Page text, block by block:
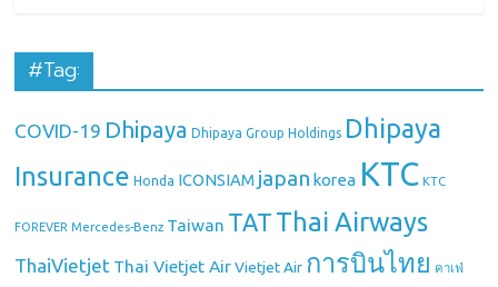
#Tag:
COVID-19 Dhipaya Dhipaya Group Holdings Dhipaya
Insurance Honda ICONSIAM japan korea KTC KTC
FOREVER Mercedes-Benz Taiwan TAT Thai Airways
ThaiVietjet Thai Vietjet Air Vietjet Air การบินไทย คาเฟ่